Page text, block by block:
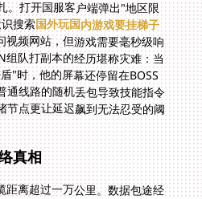
搜索国外玩国内游戏要挂梯子
视频网站，但游戏需要毫秒级响
组队打副本的经历堪称灾难：当
盾"时，他的屏幕还停留在BOSS
通线路的随机丢包导致技能指令
节点更让延迟飙到无法忍受的阈
真相
距离超过一万公里。数据包途经
国家会对游戏流量进行策略性限
机制常将UDP协议判定为低优
大多采用UDP传输。结果就是